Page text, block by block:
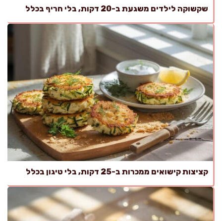
שקשוקה לילדים משגעת ב-20 דקות, בלי חריף בכלל
קציצות קישואים ממכרות ב-25 דקות, בלי טיגון בכלל